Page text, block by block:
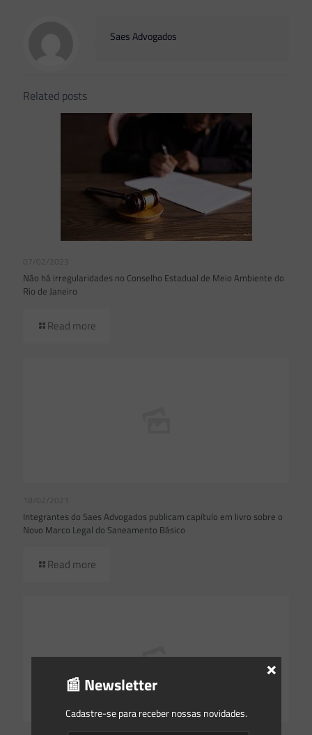
Saes Advogados
Related posts
07/02/2023
Não há irregularidades no Conselho Estadual de Meio Ambiente do
Rio de Janeiro
Read more
18/02/2021
Integrantes do Saes Advogados publicam capítulo em livro sobre o
Novo Marco Legal do Saneamento Básico
Read more
📰 Newsletter
Cadastre-se para receber nossas novidades.
×